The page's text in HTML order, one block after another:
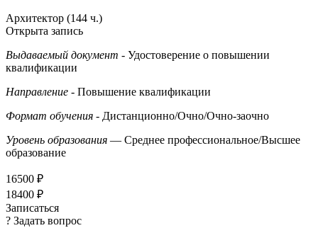
Архитектор (144 ч.)
Открыта запись
Выдаваемый документ - Удостоверение о повышении
квалификации
Направление - Повышение квалификации
Формат обучения - Дистанционно/Очно/Очно-заочно
Уровень образования — Среднее профессиональное/Высшее
образование
16500 ₽
18400 ₽
Записаться
? Задать вопрос